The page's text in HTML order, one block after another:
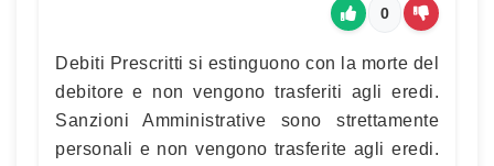
0
Debiti Prescritti si estinguono con la morte del
debitore e non vengono trasferiti agli eredi.
Sanzioni Amministrative sono strettamente
personali e non vengono trasferite agli eredi.